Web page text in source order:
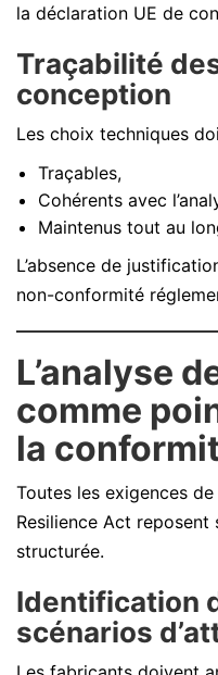
la déclaration UE de
Traçabilité
conception
Les choix techniques
Traçables,
Cohérents avec
Maintenus tout au
L’absence de
non-conformité
L’analyse
comme
la
Toutes les exigences
Resilience Act reposent
structurée.
Identification
scénarios